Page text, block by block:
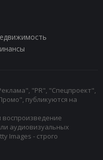
"PR", "Спецпроект",
публикуются на
аудиовизуальных
Images - строго